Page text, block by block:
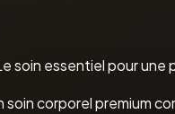
soin essentiel pour
soin corporel premium